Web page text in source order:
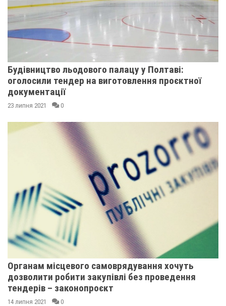
Будівництво льодового палацу у Полтаві:
оголосили тендер на виготовлення проєктної
документації
23 липня 2021 0
Органам місцевого самоврядування хочуть
дозволити робити закупівлі без проведення
тендерів – законопроєкт
14 липня 2021 0